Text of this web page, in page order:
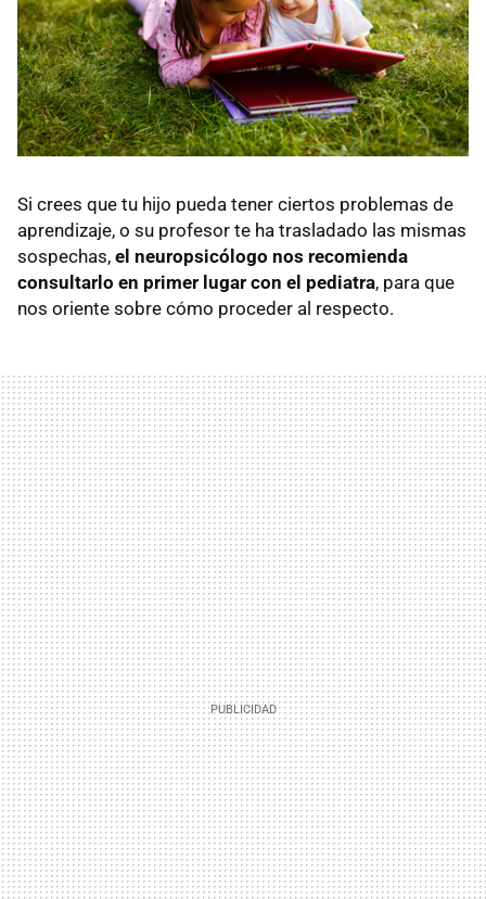
Si crees que tu hijo pueda tener ciertos problemas de
aprendizaje, o su profesor te ha trasladado las mismas
sospechas, el neuropsicólogo nos recomienda
consultarlo en primer lugar con el pediatra, para que
nos oriente sobre cómo proceder al respecto.